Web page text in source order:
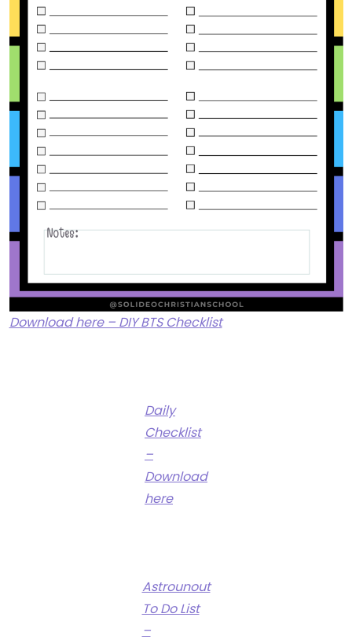
Download here – DIY BTS Checklist
Daily
Checklist
–
Download
here
Astrounout
To Do List
–